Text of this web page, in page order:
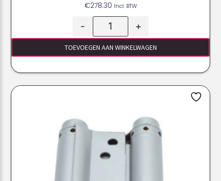
€278.30 Incl. BTW
- +
TOEVOEGEN AAN WINKELWAGEN